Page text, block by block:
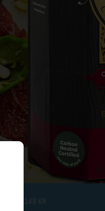
ML, 149 KR